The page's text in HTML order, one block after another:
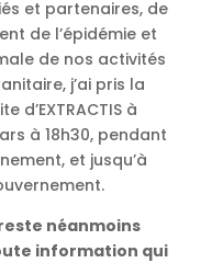
et partenaires, de
de l’épidémie et
de nos activités
j’ai pris la
d’EXTRACTIS à
à 18h30, pendant
et jusqu’à
néanmoins
information qui